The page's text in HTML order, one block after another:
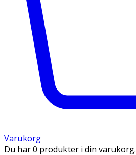
Varukorg
Du har 0 produkter i din varukorg.